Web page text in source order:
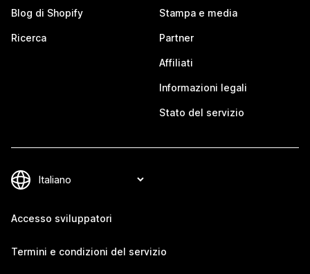
Blog di Shopify
Ricerca
Stampa e media
Partner
Affiliati
Informazioni legali
Stato del servizio
Accesso sviluppatori
Termini e condizioni del servizio